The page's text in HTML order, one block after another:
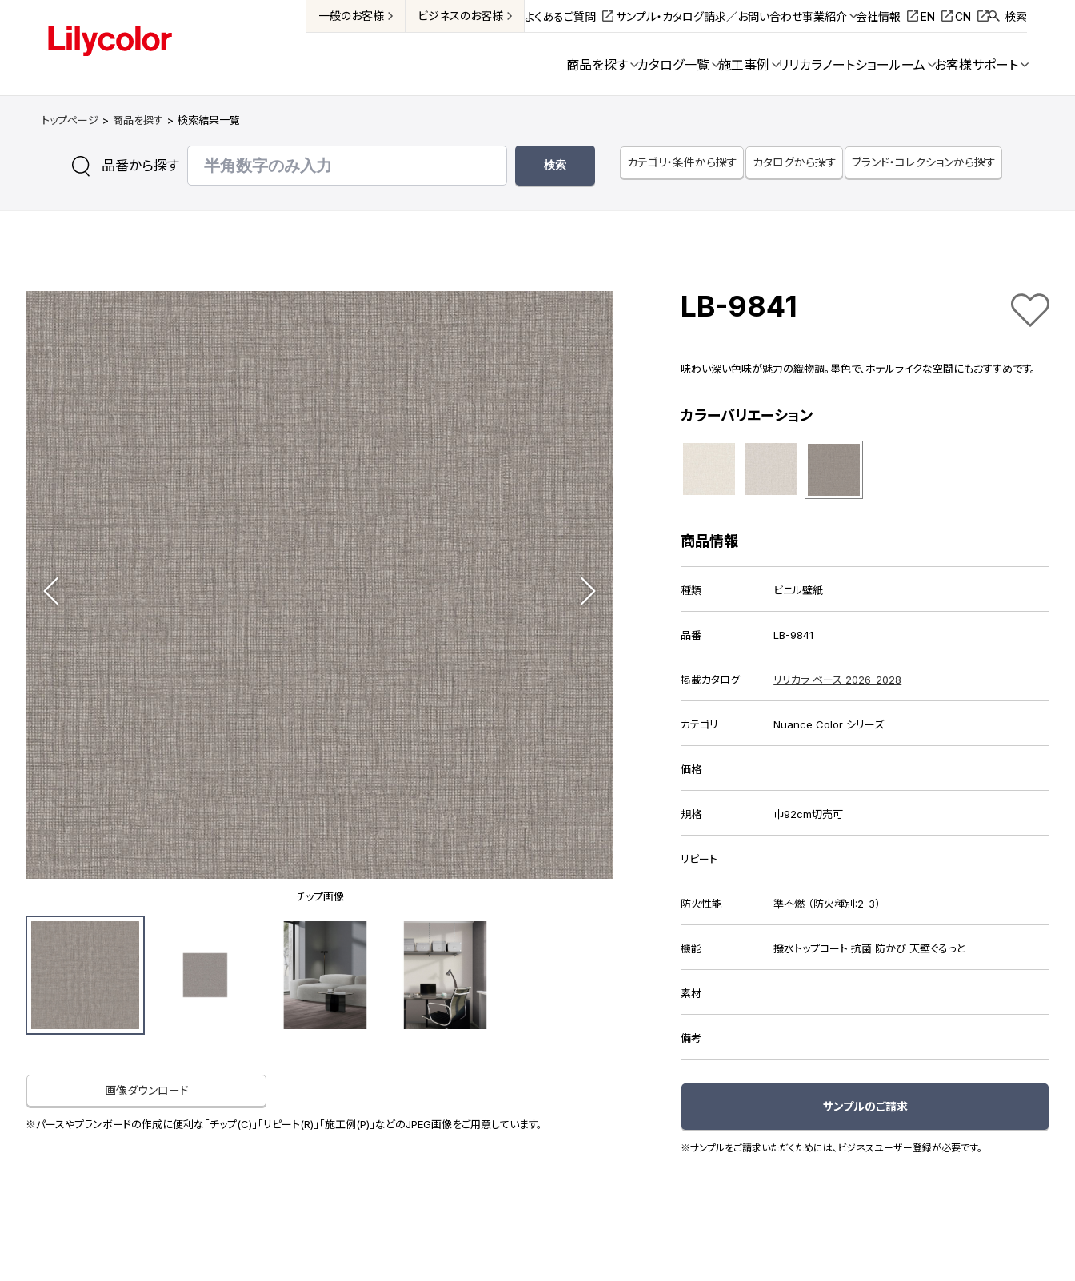
一般のお客様 ビジネスのお客様 よくあるご質問 サンプル・カタログ請求／お問い合わせ事業紹介 会社情報 EN CN 検索
商品を探す カタログ一覧 施工事例 リリカラノートショールーム お客様サポート
トップページ 商品を探す 検索結果一覧
品番から探す カテゴリ・条件から探す カタログから探す ブランド・コレクションから探す
チップ画像 リピート画像 1
画像ダウンロード
※パースやプランボードの作成に便利な「チップ(C)」「リピート(R)」「施工例(P)」などのJPEG画像をご用意しています。
LB-9841
味わい深い色味が魅力の織物調。墨色で、ホテルライクな空間にもおすすめです。
カラーバリエーション
商品情報
種類 ビニル壁紙
品番 LB-9841
掲載カタログ リリカラ ベース 2026-2028
カテゴリ Nuance Color シリーズ
価格
規格 巾92cm切売可
リピート
防火性能 準不燃 （防火種別:2-3）
機能 撥水トップコート 抗菌 防かび 天壁ぐるっと
素材
備考
サンプルのご請求
※サンプルをご請求いただくためには、ビジネスユーザー登録が必要です。